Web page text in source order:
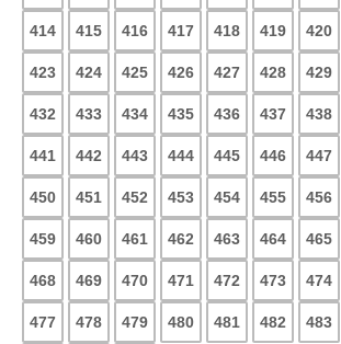
414 415 416 417 418 419 420
423 424 425 426 427 428 429
432 433 434 435 436 437 438
441 442 443 444 445 446 447
450 451 452 453 454 455 456
459 460 461 462 463 464 465
468 469 470 471 472 473 474
477 478 479 480 481 482 483